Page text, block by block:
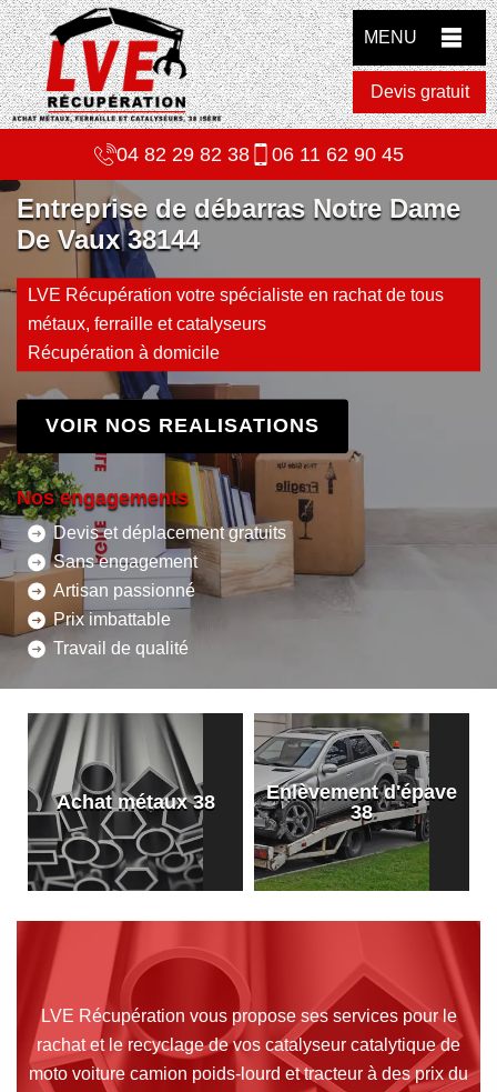
MENU
Devis gratuit
04 82 29 82 38 06 11 62 90 45
Entreprise de débarras Notre Dame
De Vaux 38144
LVE Récupération votre spécialiste en rachat de tous
métaux, ferraille et catalyseurs
Récupération à domicile
VOIR NOS REALISATIONS
Nos engagements
Devis et déplacement gratuits
Sans engagement
Artisan passionné
Prix imbattable
Travail de qualité
Achat métaux 38
Enlèvement d'épave
38
LVE Récupération vous propose ses services pour le
rachat et le recyclage de vos catalyseur catalytique de
moto voiture camion poids-lourd et tracteur à des prix du